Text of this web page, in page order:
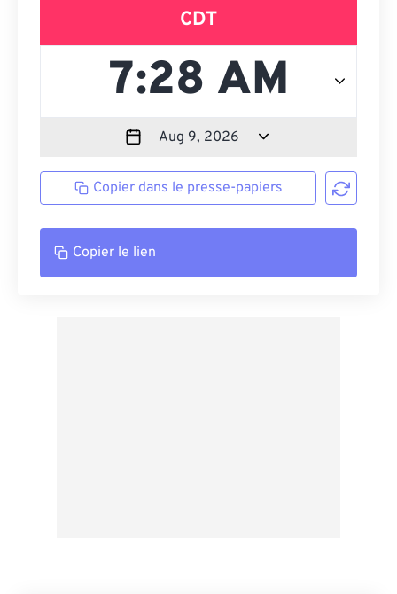
CDT
Copier dans le presse-papiers
Copier le lien